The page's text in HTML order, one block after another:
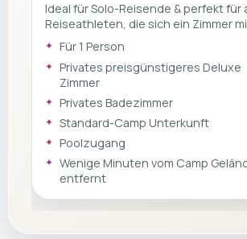
Ideal für Solo-Reisende & perfekt für
Reiseathleten, die sich ein Zimmer
Poolzugang wünschen. Dieses
bietet dir alles, was du für einen
entspannten Aufenthalt zwischen
Trainingseinheiten benötigst. Freue
dich auf ein großes Bett, Klimaanlage,
WLAN, Kühlschrank, Mikrowelle,
Fernseher sowie ein eigenes
Badezimmer. Der gemütliche
Sitzbereich macht das Zimmer zum
idealen Rückzugsort nach einem
Für 1 Person
Privates preisgünstigeres Deluxe
Zimmer
Privates Badezimmer
Standard-Camp Unterkunft
Poolzugang
Wenige Minuten vom Camp
entfernt